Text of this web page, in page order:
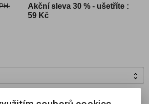
Akční sleva 30 % - ušetříte :
59 Kč